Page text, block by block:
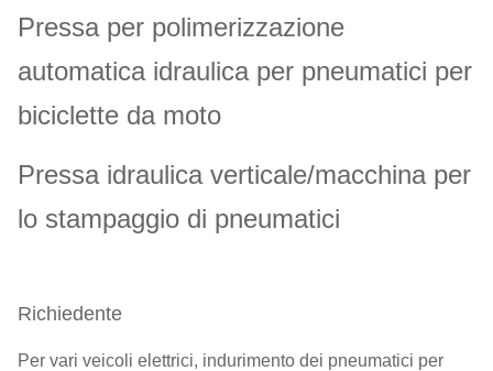
Pressa per polimerizzazione
automatica idraulica per pneumatici per
biciclette da moto
Pressa idraulica verticale/macchina per
lo stampaggio di pneumatici
Richiedente
Per vari veicoli elettrici, indurimento dei pneumatici per